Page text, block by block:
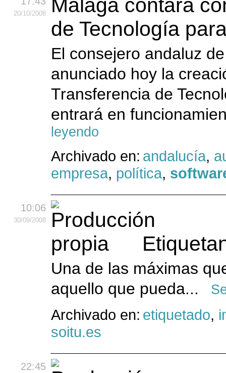
20/10/2008
Málaga contará
de Tecnología
El consejero andaluz
anunciado hoy la
Transferencia de
entrará en
leyendo
Archivado en: andalucía,
empresa, política,
10:06
30/09/2008
Una de las máximas
aquello que pueda...
Archivado en: etiquetado,
soitu.es
22:45